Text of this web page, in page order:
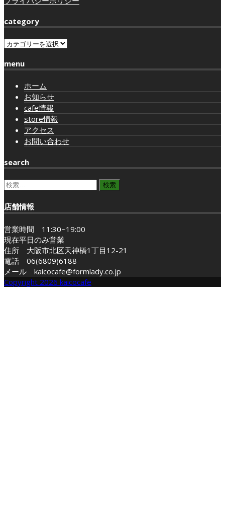
category
category
menu
ホーム
お知らせ
cafe情報
store情報
アクセス
お問い合わせ
search
検
店舗情報
営業時間 11:30~19:00
現在平日のみ営業
住所 大阪市北区天神橋1丁目12-21
電話 06(6809)6188
メール kaicocafe@formlady.co.jp
Copyright 2026 kaicocafe